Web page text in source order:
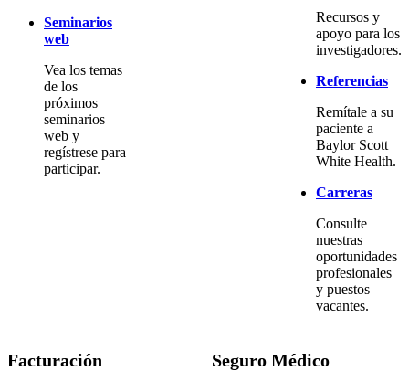
Seminarios
web
Vea los temas
de los
próximos
seminarios
web y
regístrese para
participar.
Recursos y
apoyo para los
investigadores.
Referencias
Remítale a su
paciente a
Baylor Scott
White Health.
Carreras
Consulte
nuestras
oportunidades
profesionales
y puestos
vacantes.
Facturación Seguro Médico